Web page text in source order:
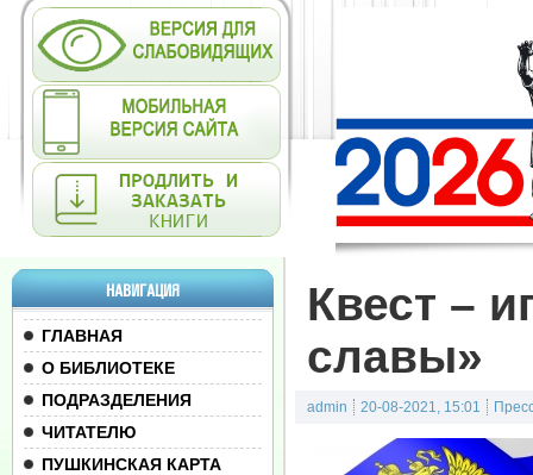
НАВИГАЦИЯ
ГЛАВНАЯ
О БИБЛИОТЕКЕ
ПОДРАЗДЕЛЕНИЯ
ЧИТАТЕЛЮ
ПУШКИНСКАЯ КАРТА
Квест –
славы»
admin 20-08-2021, 15:01